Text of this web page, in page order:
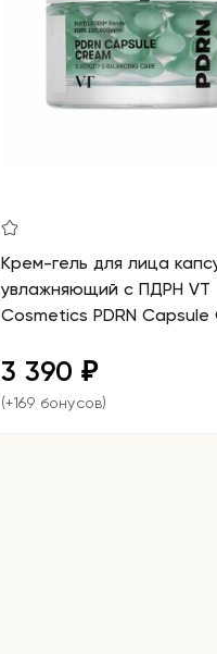
Крем-гель для лица
увлажняющий с ПДРН VT
Cosmetics PDRN Capsule
3 390 ₽
(+169 бонусов)